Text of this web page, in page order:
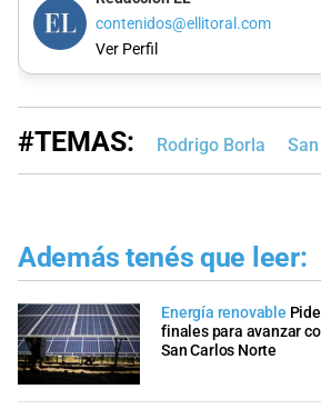
contenidos@ellitoral.com
Ver Perfil
#TEMAS: Rodrigo Borla
Además tenés que leer:
Energía renovable
finales para avanzar
San Carlos Norte